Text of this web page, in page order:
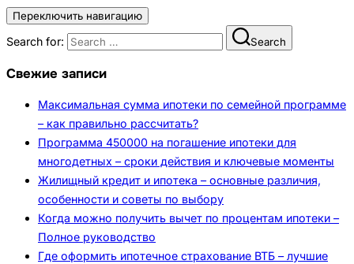
Переключить навигацию
Search for: Search
Свежие записи
Максимальная сумма ипотеки по семейной программе
– как правильно рассчитать?
Программа 450000 на погашение ипотеки для
многодетных – сроки действия и ключевые моменты
Жилищный кредит и ипотека – основные различия,
особенности и советы по выбору
Когда можно получить вычет по процентам ипотеки –
Полное руководство
Где оформить ипотечное страхование ВТБ – лучшие